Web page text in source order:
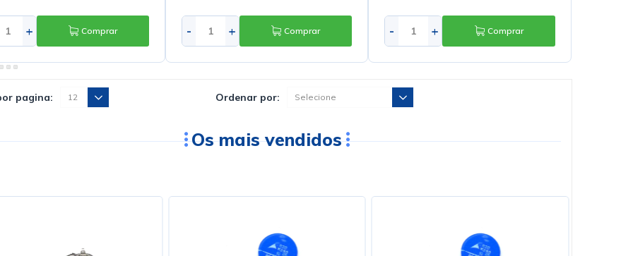
+ Comprar - + Comprar - + Comprar
para Ferro de Solda
30 110V - 21K407K
de Teflon - 7180 BGR/20N
no PIX ou Boleto com10% de desconto
Resistência Ferro De Solda Power
60 127V - 21K411 - Hikari